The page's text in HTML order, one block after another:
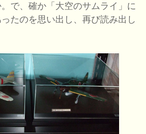
で、確か「大空のサムライ」に
たのを思い出し、再び読み出し